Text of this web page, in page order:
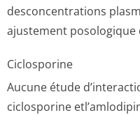
desconcentrations
ajustement posologique
Ciclosporine
Aucune étude
ciclosporine